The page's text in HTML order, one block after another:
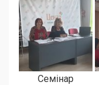
Семінар